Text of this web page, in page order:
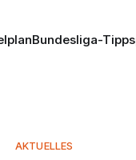
Bundesliga-
AKTUELLES